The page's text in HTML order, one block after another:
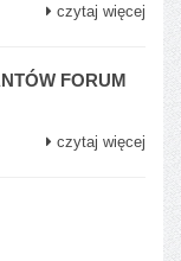
czytaj więcej
FORUM
czytaj więcej